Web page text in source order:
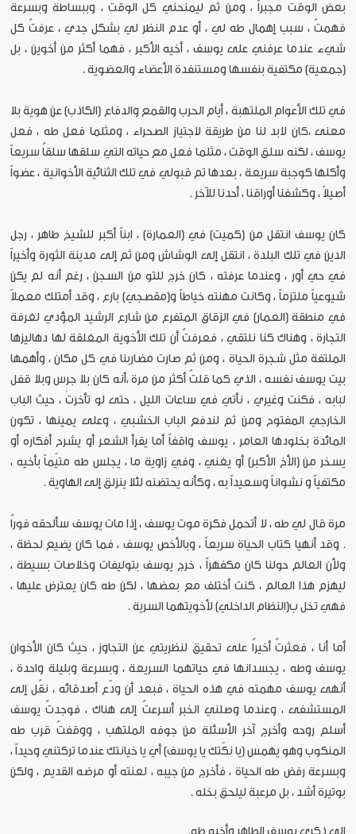
بعض الوقت مجبراً ، ومن ثم ليمنحني كل الوقت ، وببساطة وبسرعة
فهمتُ ، سبب إهمال طه لي ، أو عدم النظر لي بشكل جدي ، عرفتُ كل
شيء عندما عرفني على يوسف ، أخيه الأكبر ، فهما أكثر من أخوين ، بل
(جمعية) مكتفية بنفسها ومستنفدة الأعضاء والعضوية .
في تلك الأعوام الملتهبة ، أيام الحرب والقمع والدفاع (الكاذب) عن هوية بلا
معنى ،كان لابد لنا من طريقة لاجتياز الصحراء ، ومثلما فعل طه ، فعل
يوسف ، لكنه سلق الوقت ، مثلما فعل مع حياته التي سلقها سلقاُ سريعاً
وأكلها كوجبة سريعة ، بعدها تم قبولي في تلك الثنائية الأخوانية ، عضواً
أصيلاً ، وكشفنا أوراقنا ، أحدنا للآخر .
كان يوسف انتقل من (كميت) في (العمارة) ، ابناً أكبر للشيخ طاهر ، رجل
الدين في تلك البلدة ، انتقل إلى الوشاش ومن ثم إلى مدينة الثورة وأخيراً
في حي أور ، وعندما عرفته ، كان خرج للتو من السجن ، رغم أنه لم يكن
شيوعياً ملتزماً ، وكانت مهنته خياطاً و(مقصجي) بارع ، وقد أمتلك معملاً
في منطقة (العمار) في الزقاق المتفرع من شارع الرشيد المؤدي لغرفة
التجارة ، وهناك كنا نلتقي ، فعرفتُ أن تلك الأخوية المغلقة لها دهاليزها
الملتفة مثل شجرة الحياة ، ومن ثم صارت مضاربنا في كل مكان ، وأهمها
بيت يوسف نفسه ، الذي كما قلتُ أكثر من مرة ،أنه كان بلا جرس وبلا قفل
لبابه ، فكنت وغيري ، نأتي في ساعات الليل ، حتى لو تأخرتْ ، حيث الباب
الخارجي المفتوح ومن ثم لندفع الباب الخشبي ، وعلى يمينها ، تكون
المائدة بخلودها العامر ، يوسف واقفاً أما يقرأ الشعر أو يشرح أفكاره أو
يسخر من (الأخ الأكبر) أو يغني ، وفي زاوية ما ، يجلس طه متيّماً بأخيه ،
مكتفياً و نشواناً وسعيداً به ، وكأنه يحتضنه لئلا ينزلق إلى الهاوية .
مرة قال لي طه ، لا أتحمل فكرة موت يوسف ، إذا مات يوسف سألحقه فوراُ
. وقد أنهيا كتاب الحياة سريعاً ، وبالأخص يوسف ، فما كان يضيع لحظة ،
ولأن العالم حولنا كان مكفهراً ، خرج يوسف بتوليفات وخلاصات بسيطة ،
ليهزم هذا العالم ، كنت أختلف مع بعضها ، لكن طه كان يعترض عليها ،
فهي تخل ب(النظام الداخلي) لأخويتهما السرية .
أما أنا ، فعثرتُ أخيراُ على تحقيق لنظريتي عن التجاوز ، حيث كان الأخوان
يوسف وطه ، يجسدانها في حياتهما السريعة ، وبسرعة وبليلة واحدة ،
أنهى يوسف مهمته في هذه الحياة ، فبعد أن ودّع أصدقائه ، نقُل إلى
المستشفى ، وعندما وصلني الخبر أسرعتُ إلى هناك ، فوجدتُ يوسف
أسلم روحه وأخرج آخر الأسئلة من جوفه الملتهب ، ووقفتُ قرب طه
المنكوب وهو يهمس (يا نكّتك يا يوسف) أي يا خيانتك عندما تركتني وحيداً ،
وبسرعة رفض طه الحياة ، فأخرج من جيبه ، لعنته أو مرضه القديم ، ولكن
بوتيرة أشد ، بل مرعبة ليلحق بخله .